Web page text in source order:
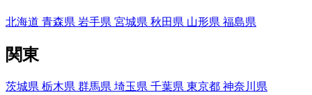
北海道 青森県 岩手県 宮城県 秋田県 山形県 福島県
関東
茨城県 栃木県 群馬県 埼玉県 千葉県 東京都 神奈川県